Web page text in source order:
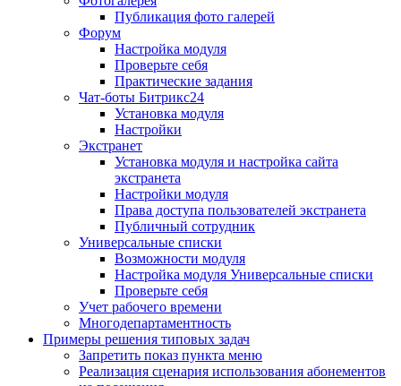
Публикация фото галерей
Форум
Настройка модуля
Проверьте себя
Практические задания
Чат-боты Битрикс24
Установка модуля
Настройки
Экстранет
Установка модуля и настройка сайта
экстранета
Настройки модуля
Права доступа пользователей экстранета
Публичный сотрудник
Универсальные списки
Возможности модуля
Настройка модуля Универсальные списки
Проверьте себя
Учет рабочего времени
Многодепартаментность
Примеры решения типовых задач
Запретить показ пункта меню
Реализация сценария использования абонементов